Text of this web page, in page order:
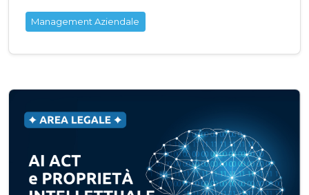
Management Aziendale